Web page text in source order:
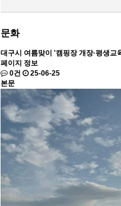
문화
대구시 여름맞이 '캠핑장 개장·평생
페이지 정보
0건
25-06-25
본문